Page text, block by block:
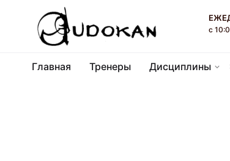
с
Главная Тренеры Дисциплины